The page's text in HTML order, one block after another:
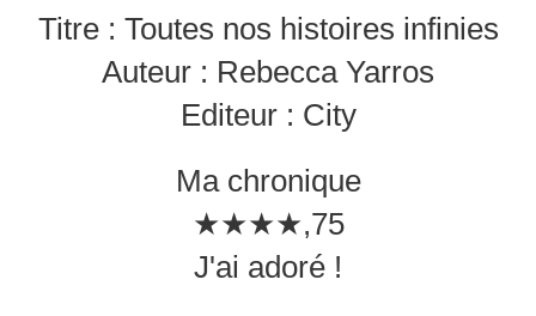
Titre : Toutes nos histoires infinies
Auteur : Rebecca Yarros
Editeur : City
Ma chronique
★★★★,75
J'ai adoré !